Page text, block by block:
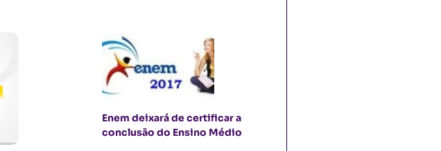
Enem deixará de certificar a
conclusão do Ensino Médio